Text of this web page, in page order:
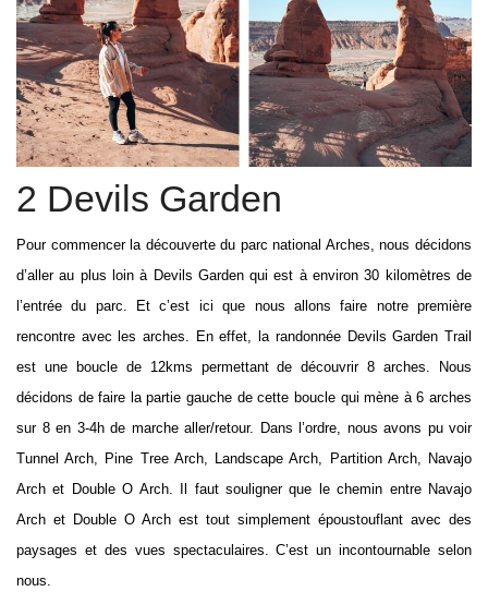
2 Devils Garden
Pour commencer la découverte du parc national Arches, nous décidons
d’aller au plus loin à Devils Garden qui est à environ 30 kilomètres de
l’entrée du parc. Et c’est ici que nous allons faire notre première
rencontre avec les arches. En effet, la randonnée Devils Garden Trail
est une boucle de 12kms permettant de découvrir 8 arches. Nous
décidons de faire la partie gauche de cette boucle qui mène à 6 arches
sur 8 en 3-4h de marche aller/retour. Dans l’ordre, nous avons pu voir
Tunnel Arch, Pine Tree Arch, Landscape Arch, Partition Arch, Navajo
Arch et Double O Arch. Il faut souligner que le chemin entre Navajo
Arch et Double O Arch est tout simplement époustouflant avec des
paysages et des vues spectaculaires. C’est un incontournable selon
nous.